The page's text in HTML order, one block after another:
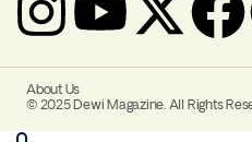
About Us
© 2025 Dewi Magazine. All Rights